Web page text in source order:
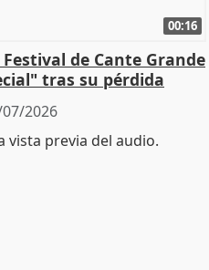
00:16
de Cante Grande
tras su pérdida
2026